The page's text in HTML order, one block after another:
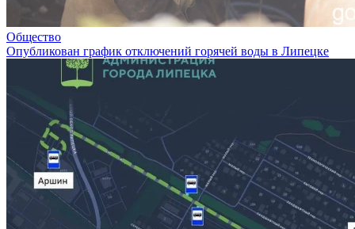
Общество
Опубликован график отключений горячей воды в Липецке